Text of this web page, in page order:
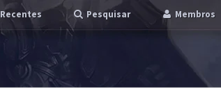
Recentes Pesquisar Membros